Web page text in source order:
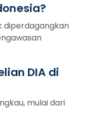
diperdagangkan
DIA di
mulai dari